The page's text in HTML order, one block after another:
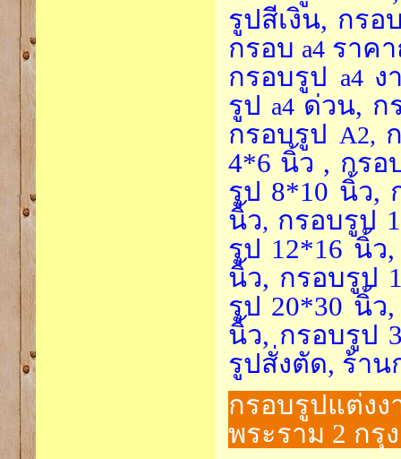
รูปสีเงิน, กรอ
กรอบ a4 ราค
กรอบรูป a4 ง
รูป a4 ด่วน, ก
กรอบรูป
A2,
4*6 นิ้ว , กรอ
รูป 8*10 นิ้ว,
นิ้ว, กรอบรูป
รูป 12*16 นิ้ว
นิ้ว, กรอบรูป
รูป 20*30 นิ้ว
นิ้ว, กรอบรูป
รูปสั่งตัด, ร้าน
กรอบรูปแต่งง
พระราม 2 กรุ